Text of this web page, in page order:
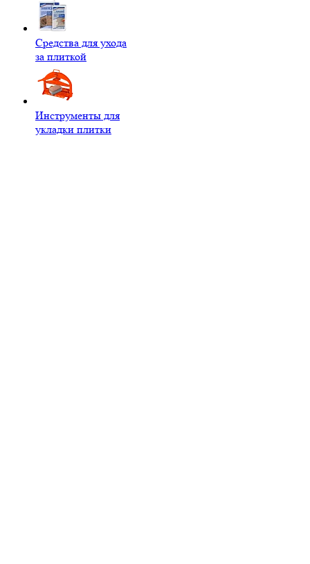
Средства для ухода
за плиткой
Инструменты для
укладки плитки